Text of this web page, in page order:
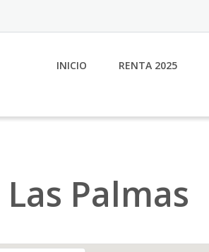
INICIO RENTA 2025
Palmas